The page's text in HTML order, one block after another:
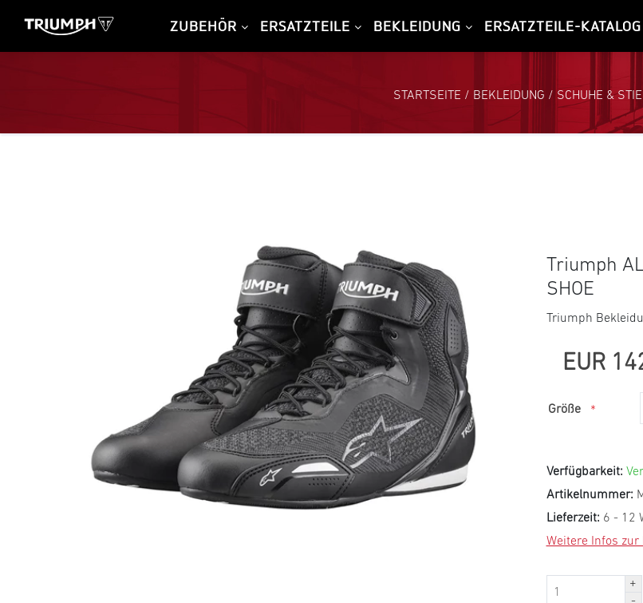
ZUBEHÖR ERSATZTEILE BEKLEIDUNG ERSATZTEILE-KATALOG
STARTSEITE / BEKLEIDUNG / SCHUHE &
Triumph
SHOE
Triumph
EUR
Größe *
Verfügbarkeit:
Artikelnummer:
Lieferzeit: 6 - 12
Weitere Infos zur